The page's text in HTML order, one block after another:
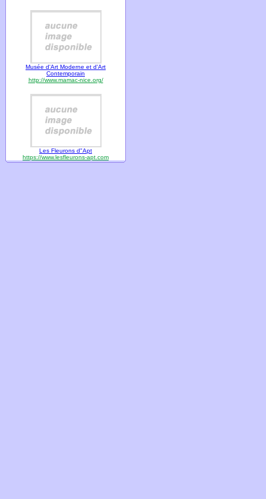
Musée d'Art Moderne et d'Art
Contemporain
http://www.mamac-nice.org/
Les Fleurons d"Apt
https://www.lesfleurons-apt.com